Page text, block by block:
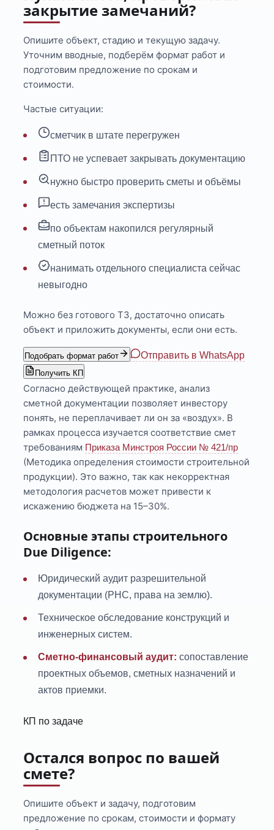
закрытие замечаний?
Опишите объект, стадию и текущую задачу.
Уточним вводные, подберём формат работ и
подготовим предложение по срокам и
стоимости.
Частые ситуации:
сметчик в штате перегружен
ПТО не успевает закрывать документацию
нужно быстро проверить сметы и объёмы
есть замечания экспертизы
по объектам накопился регулярный
сметный поток
нанимать отдельного специалиста сейчас
невыгодно
Можно без готового ТЗ, достаточно описать
объект и приложить документы, если они есть.
Подобрать формат работ Отправить в WhatsApp
Получить КП
Согласно действующей практике, анализ
сметной документации позволяет инвестору
понять, не переплачивает ли он за «воздух». В
рамках процесса изучается соответствие смет
требованиям Приказа Минстроя России № 421/пр
(Методика определения стоимости строительной
продукции). Это важно, так как некорректная
методология расчетов может привести к
искажению бюджета на 15–30%.
Основные этапы строительного
Due Diligence:
Юридический аудит разрешительной
документации (РНС, права на землю).
Техническое обследование конструкций и
инженерных систем.
Сметно-финансовый аудит: сопоставление
проектных объемов, сметных назначений и
актов приемки.
КП по задаче
Остался вопрос по вашей
смете?
Опишите объект и задачу, подготовим
предложение по срокам, стоимости и формату